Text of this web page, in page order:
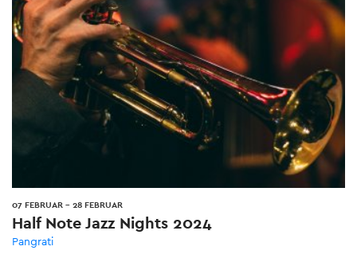
07 FEBRUAR - 28 FEBRUAR
Half Note Jazz Nights 2024
Pangrati